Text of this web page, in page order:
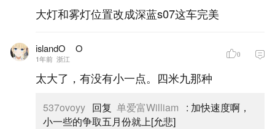
大灯和雾灯位置改成深蓝s07这车完美
islandO__O
1年前 浙江 0
太大了，有没有小一点。四米九那种
537ovoyy 回复 单爱富William : 加快速度啊，
小一些的争取五月份就上[允悲]